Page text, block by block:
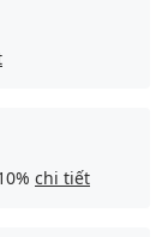
chi tiết